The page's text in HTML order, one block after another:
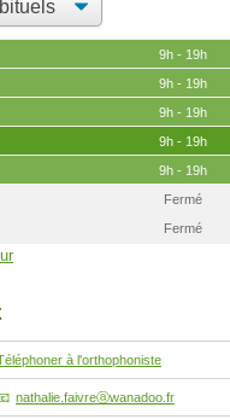
9h - 19h
9h - 19h
9h - 19h
9h - 19h
9h - 19h
Fermé
Fermé
à l'orthophoniste
nathalie.faivreⓐwanadoo.fr